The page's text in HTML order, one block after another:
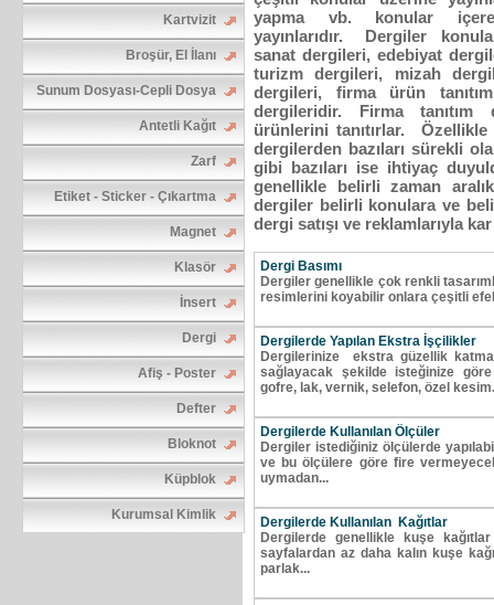
Kartvizit
Broşür, El İlanı
Sunum Dosyası-Cepli Dosya
Antetli Kağıt
Zarf
Etiket - Sticker - Çıkartma
Magnet
Klasör
İnsert
Dergi
Afiş - Poster
Defter
Bloknot
Küpblok
Kurumsal Kimlik
yapma vb. konular
yayınlarıdır. Dergiler
sanat dergileri, edebiyat
turizm dergileri, mizah
dergileri, firma ürün
dergileridir. Firma
ürünlerini tanıtırlar.
dergilerden bazıları sürekli
gibi bazıları ise ihtiyaç
genellikle belirli zaman
dergiler belirli konulara ve
dergi satışı ve reklamlarıyla
Dergi Basımı
Dergiler genellikle çok renkli
resimlerini koyabilir onlara çeşitli
Dergilerde Yapılan Ekstra İşçilikler
Dergilerinize ekstra güzellik
sağlayacak şekilde isteğinize
gofre, lak, vernik, selefon, özel
Dergilerde Kullanılan Ölçüler
Dergiler istediğiniz ölçülerde
ve bu ölçülere göre fire
uymadan...
Dergilerde Kullanılan Kağıtlar
Dergilerde genellikle kuşe
sayfalardan az daha kalın kuşe
parlak...